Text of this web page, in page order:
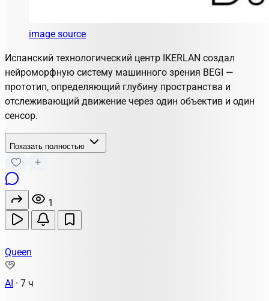
image source
Испанский технологический центр IKERLAN создал
нейроморфную систему машинного зрения BEGI —
прототип, определяющий глубину пространства и
отслеживающий движение через один объектив и один
сенсор.
Показать полностью
1
Queen
AI · 7 ч